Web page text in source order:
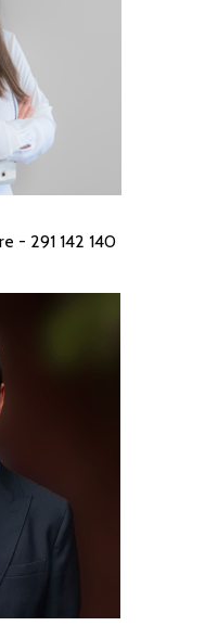
- 291 142 140